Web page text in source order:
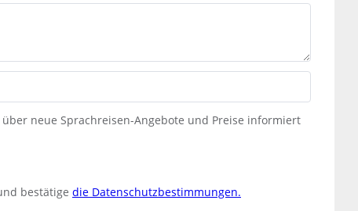
neue Sprachreisen-Angebote und Preise informiert
bestätige die Datenschutzbestimmungen.